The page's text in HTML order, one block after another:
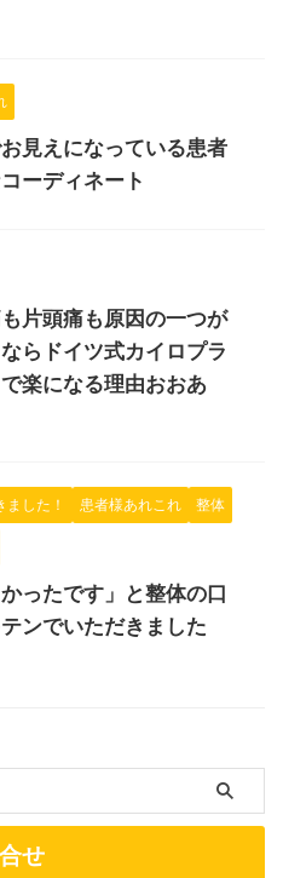
見えになっている患者
ーディネート
片頭痛も原因の一つが
らドイツ式カイロプラ
楽になる理由おおあ
ました！ 患者様あれこれ 整体
かったです」と整体の口
ンでいただきました
せ